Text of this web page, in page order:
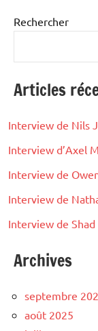
Rechercher
Articles
Interview de Nils
Interview d’Axel
Interview de
Interview de
Interview de Shad
Archives
septembre
août 2025